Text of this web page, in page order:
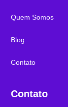
Quem Somos
Blog
Contato
Contato